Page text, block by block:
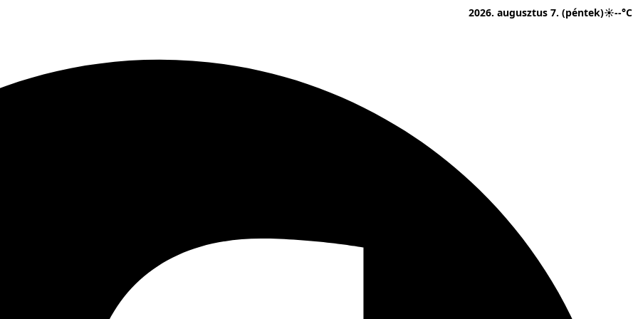
2026. augusztus 7. (péntek)☀--°C